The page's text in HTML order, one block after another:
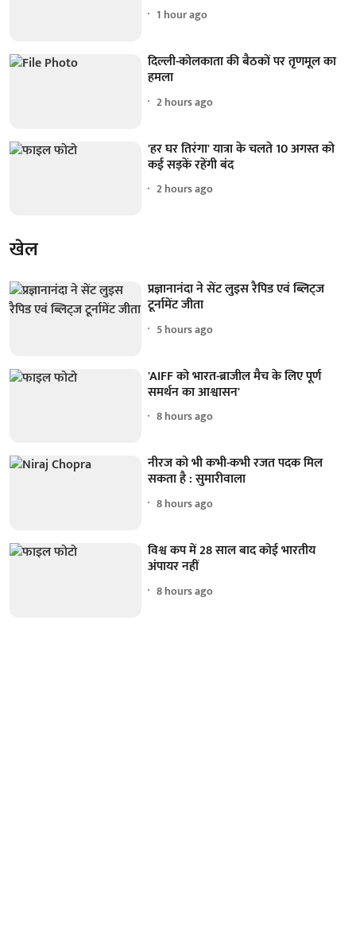
1 hour ago
दिल्ली-कोलकाता की बैठकों पर तृणमूल का
हमला
2 hours ago
'हर घर तिरंगा' यात्रा के चलते 10 अगस्त को
कई सड़कें रहेंगी बंद
2 hours ago
खेल
प्रज्ञानानंदा ने सेंट लुइस रैपिड एवं ब्लिट्ज
टूर्नामेंट जीता
5 hours ago
'AIFF को भारत-ब्राजील मैच के लिए पूर्ण
समर्थन का आश्वासन'
8 hours ago
नीरज को भी कभी-कभी रजत पदक मिल
सकता है : सुमारीवाला
8 hours ago
विश्व कप में 28 साल बाद कोई भारतीय
अंपायर नहीं
8 hours ago